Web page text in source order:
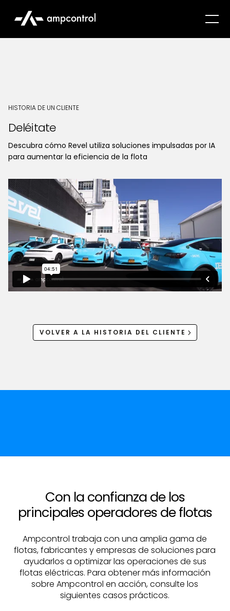
HISTORIA DE UN CLIENTE
Deléitate
Descubra cómo Revel utiliza soluciones impulsadas por IA
para aumentar la eficiencia de la flota
VOLVER A LA HISTORIA DEL CLIENTE
Con la confianza de los
principales operadores de flotas
Ampcontrol trabaja con una amplia gama de
flotas, fabricantes y empresas de soluciones para
ayudarlos a optimizar las operaciones de sus
flotas eléctricas. Para obtener más información
sobre Ampcontrol en acción, consulte los
siguientes casos prácticos.